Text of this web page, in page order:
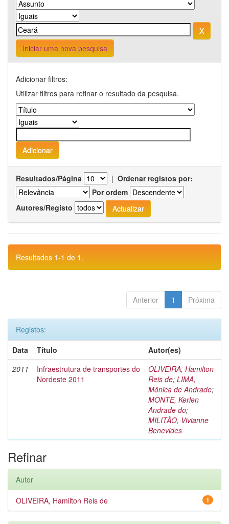
Iniciar uma nova pesquisa
Adicionar filtros:
Utilizar filtros para refinar o resultado da pesquisa.
Resultados/Página | Ordenar registos por:
Por ordem
Autores/Registo
Resultados 1-1 de 1.
Anterior 1 Próxima
Registos:
Data
Título
Autor(es)
2011
Infraestrutura de transportes do
Nordeste 2011
OLIVEIRA, Hamilton
Reis de; LIMA,
Mônica de Andrade;
MONTE, Kerlen
Andrade do;
MILITÃO, Vivianne
Benevides
Refinar
Autor
1
OLIVEIRA, Hamilton Reis de